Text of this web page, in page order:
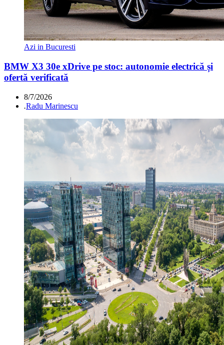
Azi in Bucuresti
BMW X3 30e xDrive pe stoc: autonomie electrică și
ofertă verificată
8/7/2026
.Radu Marinescu